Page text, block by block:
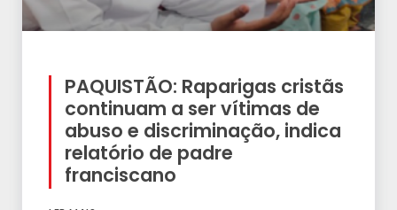
PAQUISTÃO: Raparigas cristãs
continuam a ser vítimas de
abuso e discriminação, indica
relatório de padre
franciscano